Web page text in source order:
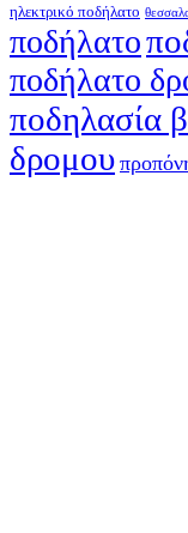
ηλεκτρικό ποδήλατο
ποδήλατο
ποδήλατο
ποδηλασία
δρομου